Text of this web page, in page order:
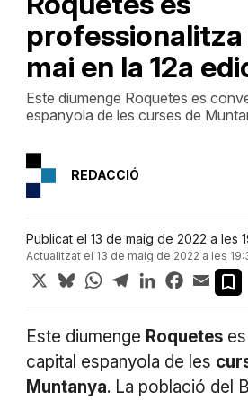
professionalitza
mai en la 12a
Este diumenge Roquetes es
espanyola de les curses de
REDACCIÓ
Publicat el 13 de maig de 2022 a les
Actualitzat el 13 de maig de 2022 a les
X BlueskyWhatsApp
TelegramLinkedInFacebook
Email
Este diumenge Roqueteses
capital espanyola de les
Muntanya. La població del